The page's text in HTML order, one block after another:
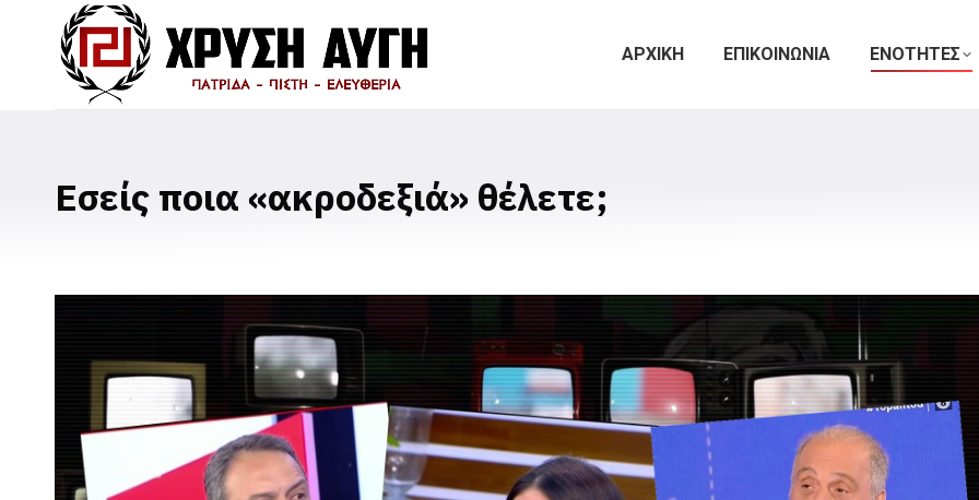
ΑΡΧΙΚΗ ΕΠΙΚΟΙΝΩΝΙΑ ΕΝΟΤΗΤΕΣ
Εσείς ποια «ακροδεξιά» θέλετε;